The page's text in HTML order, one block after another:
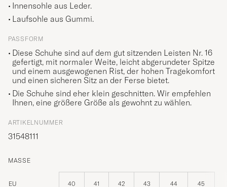
Innensohle aus Leder.
Laufsohle aus Gummi.
PASSFORM
Diese Schuhe sind auf dem gut sitzenden Leisten Nr. 16
gefertigt, mit normaler Weite, leicht abgerundeter Spitze
und einem ausgewogenen Rist, der hohen Tragekomfort
und einen sicheren Sitz an der Ferse bietet.
Die Schuhe sind eher klein geschnitten. Wir empfehlen
Ihnen, eine größere Größe als gewohnt zu wählen.
ARTIKELNUMMER
31548111
MASSE
EU 40 41 42 43 44 45